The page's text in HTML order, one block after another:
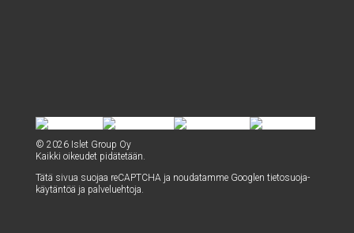
© 2026 Islet Group Oy
Kaik­ki oikeu­det pidätetään.
Tätä sivua suo­jaa reCAPTC­HA ja nou­da­tam­me Googlen tie­to­suo­ja­
käy­tän­töä ja pal­ve­lueh­to­ja